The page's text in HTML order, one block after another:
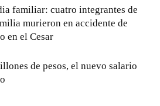
familiar: cuatro integrantes de
murieron en accidente de
en el Cesar
de pesos, el nuevo salario